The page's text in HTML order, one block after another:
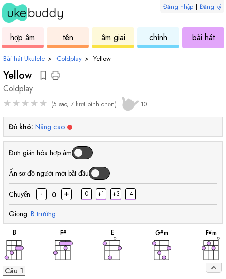
Đăng nhập | Đăng ký
hợp âm
ukulele
tên
hợp
âm giai
ukulele
chỉnh
ukulele
bài hát
Bài hát Ukulele › Coldplay › Yellow
Yellow
âm
Coldplay
★★★★★ (5 sao, 7 lượt bình chọn) 10
Độ khó: Nâng cao
Đơn giản hóa hợp âm
Ẩn sơ đồ người mới bắt đầu
Chuyển - 0 + 0 +1 +3 -4
Giọng: B trưởng
B
hợp
F#
hợp
E
hợp
G#m
hợp
F#m
Câu 1